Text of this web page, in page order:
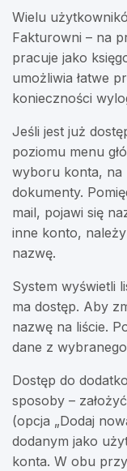
Wielu
Fakturowni – na
pracuje jako
umożliwia łatwe
konieczności
Jeśli jest już
poziomu menu
wyboru konta, na
dokumenty.
mail, pojawi się
inne konto,
nazwę.
System wyświetli
ma dostęp. Aby
nazwę na liście.
dane z
Dostęp do
sposoby –
(opcja „Dodaj
dodanym jako
konta. W obu